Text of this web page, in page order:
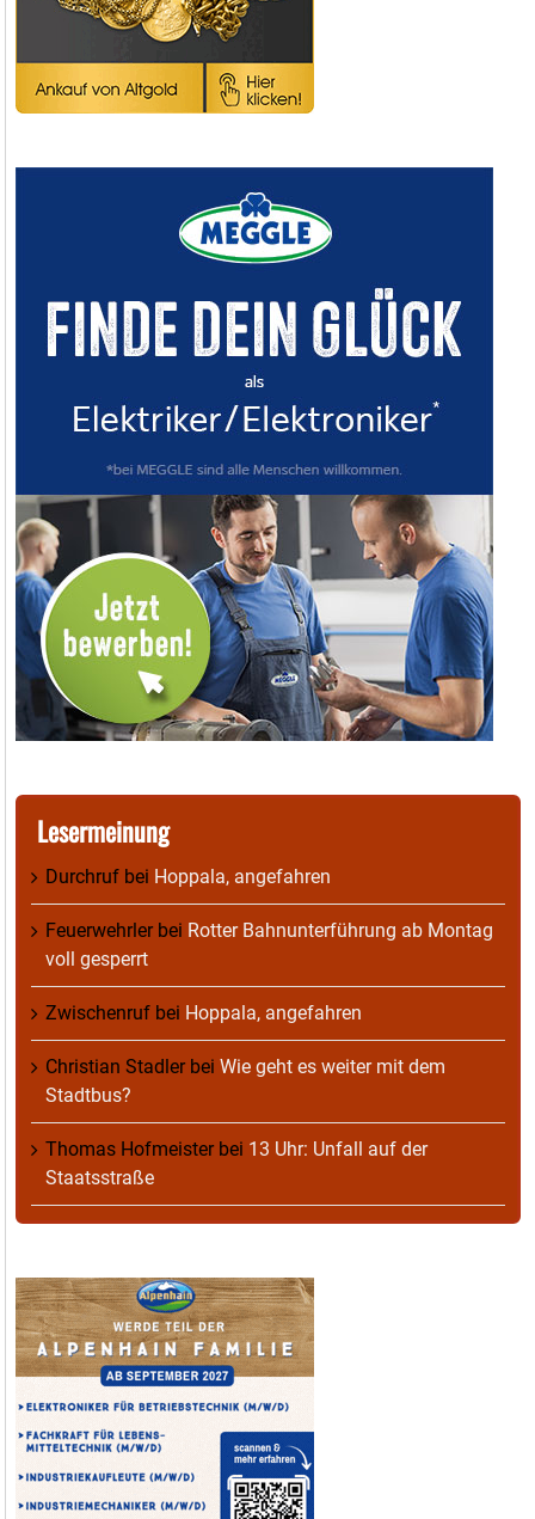
Lesermeinung
Durchruf bei Hoppala, angefahren
Feuerwehrlerbei Rotter Bahnunterführung ab Montag
voll gesperrt
Zwischenruf bei Hoppala, angefahren
Christian Stadlerbei Wie geht es weiter mit dem
Stadtbus?
Thomas Hofmeisterbei 13 Uhr: Unfall auf der
Staatsstraße